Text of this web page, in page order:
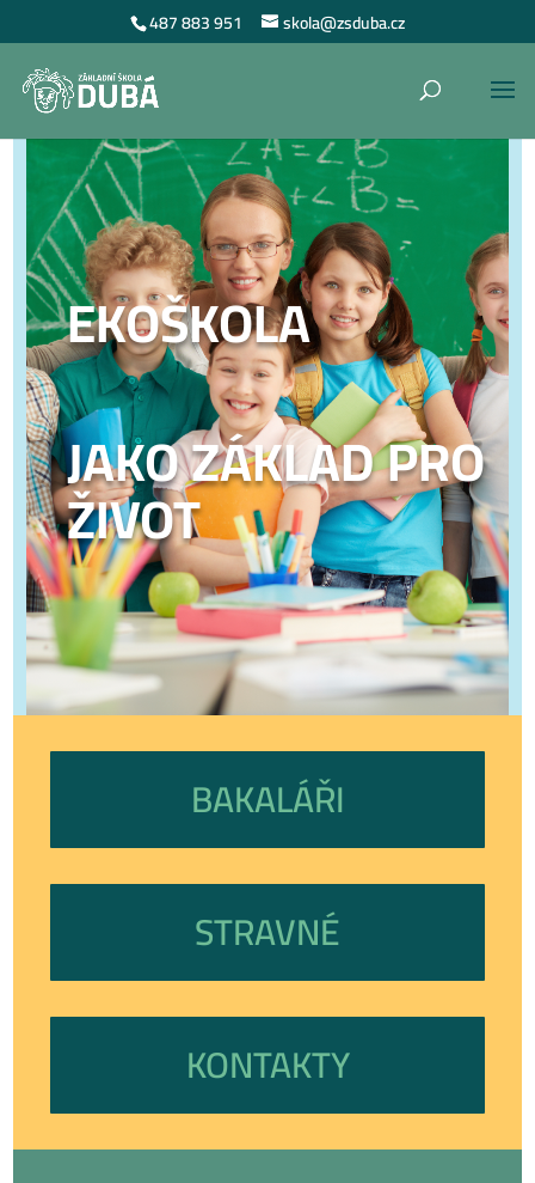
487 883 951 skola@zsduba.cz
EKOŠKOLA
JAKO ZÁKLAD PRO
ŽIVOT
BAKALÁŘI
STRAVNÉ
KONTAKTY